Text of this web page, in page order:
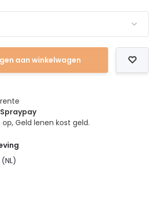
aan winkelwagen
Spraypay
Geld lenen kost geld.